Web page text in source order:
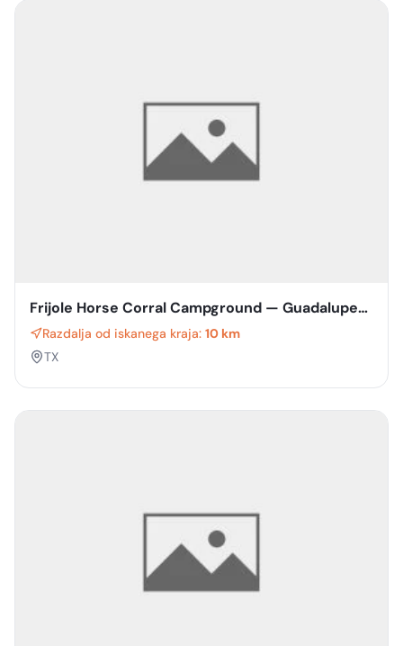
Frijole Horse Corral Campground — Guadalupe
Mountains National Park
Razdalja od iskanega kraja: 10 km
TX